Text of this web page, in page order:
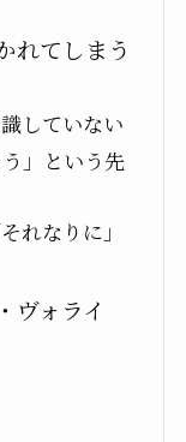
れてしまう
していない
」という先
なりに」
ヴォライ